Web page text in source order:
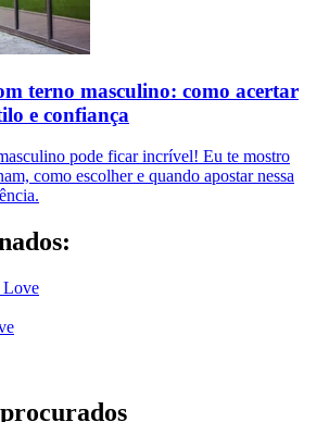
terno masculino: como acertar
e confiança
pode ficar incrível! Eu te mostro
como escolher e quando apostar nessa
Love